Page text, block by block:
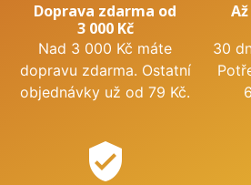
Doprava zdarma od
3 000 Kč
Nad 3 000 Kč máte
dopravu zdarma. Ostatní
objednávky už od 79 Kč.
30
verified_user